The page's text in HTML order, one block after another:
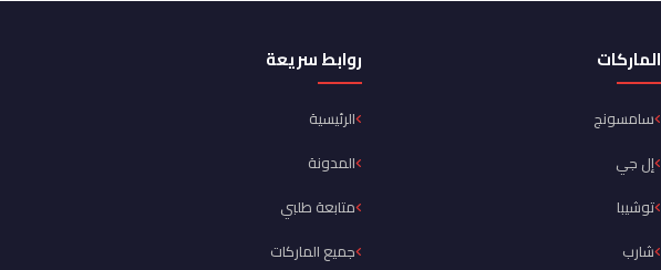
الماركات
سامسونج
إل جي
توشيبا
شارب
روابط سريعة
الرئيسية
المدونة
متابعة طلبي
جميع الماركات